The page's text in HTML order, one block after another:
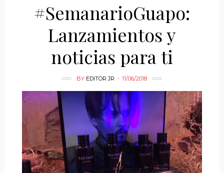
#SemanarioGuapo:
Lanzamientos y
noticias para ti
BY EDITOR JR 11/06/2018